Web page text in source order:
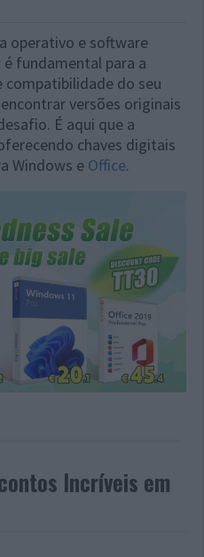
operativo e software
fundamental para a
compatibilidade do seu
versões originais
É aqui que a
chaves digitais
Windows e Office.
Incríveis em